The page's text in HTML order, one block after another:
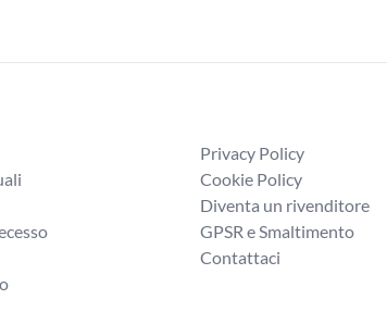
Privacy Policy
Cookie Policy
Diventa un rivenditore
GPSR e Smaltimento
Contattaci